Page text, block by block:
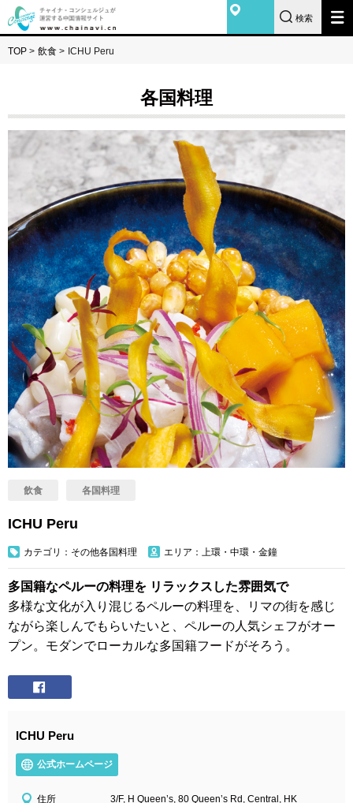
検索
TOP > 飲食 > ICHU Peru
各国料理
飲食 各国料理
ICHU Peru
カテゴリ：その他各国料理 エリア：上環・中環・金鐘
多国籍なペルーの料理を リラックスした雰囲気で
多様な文化が入り混じるペルーの料理を、リマの街を感じ
ながら楽しんでもらいたいと、ペルーの人気シェフがオー
プン。モダンでローカルな多国籍フードがそろう。
ICHU Peru
公式ホームページ
住所
3/F, H Queen’s, 80 Queen’s Rd, Central, HK